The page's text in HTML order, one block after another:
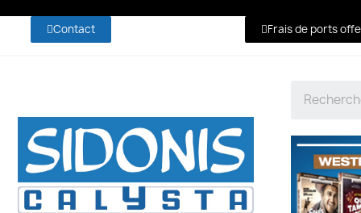
Contact Frais de ports